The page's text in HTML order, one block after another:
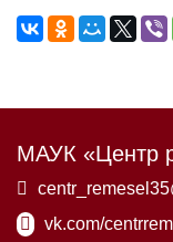
МАУК «Центр
vk.com/